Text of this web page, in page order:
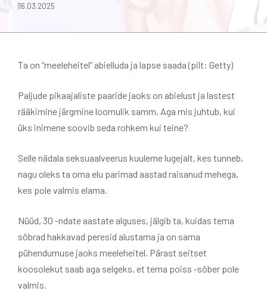
16.03.2025
Ta on “meeleheitel” abielluda ja lapse saada (pilt: Getty)
Paljude pikaajaliste paaride jaoks on abielust ja lastest
rääkimine järgmine loomulik samm. Aga mis juhtub, kui
üks inimene soovib seda rohkem kui teine?
Selle nädala seksuaalveerus kuuleme lugejalt, kes tunneb,
nagu oleks ta oma elu parimad aastad raisanud mehega,
kes pole valmis elama.
Nüüd, 30 -ndate aastate alguses, jälgib ta, kuidas tema
sõbrad hakkavad peresid alustama ja on sama
pühendumuse jaoks meeleheitel. Pärast seitset
koosolekut saab aga selgeks, et tema poiss -sõber pole
valmis.